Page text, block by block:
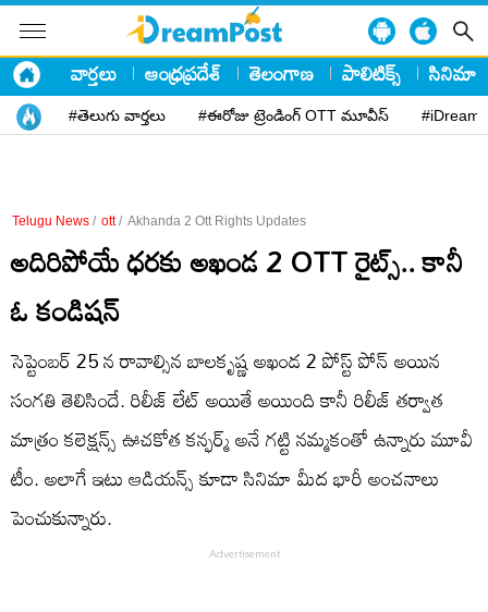
వార్తలు ఆంధ్రప్రదేశ్ తెలంగాణ పాలిటిక్స్ సినిమా
#తెలుగు వార్తలు #ఈరోజు ట్రెండింగ్ OTT మూవీస్
Telugu News / ott/ Akhanda 2 Ott Rights Updates
అదిరిపోయే ధరకు అఖండ 2 OTT రైట్స్.. కానీ
ఓ కండిషన్
సెప్టెంబర్ 25 న రావాల్సిన బాలకృష్ణ అఖండ 2 పోస్ట్ పోన్ అయిన
సంగతి తెలిసిందే. రిలీజ్ లేట్ అయితే అయింది కానీ రిలీజ్ తర్వాత
మాత్రం కలెక్షన్స్ ఊచకోత కన్ఫర్మ్ అనే గట్టి నమ్మకంతో ఉన్నారు మూవీ
టీం. అలాగే ఇటు ఆడియన్స్ కూడా సినిమా మీద భారీ అంచనాలు
పెంచుకున్నారు.